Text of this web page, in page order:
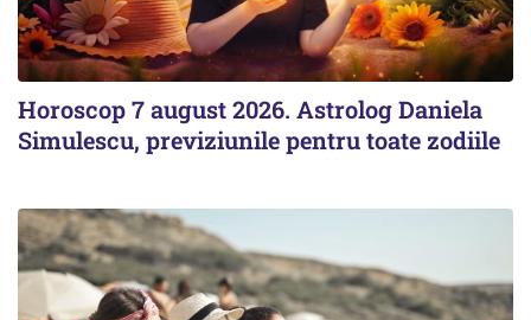
Horoscop 7 august 2026. Astrolog Daniela
Simulescu, previziunile pentru toate zodiile